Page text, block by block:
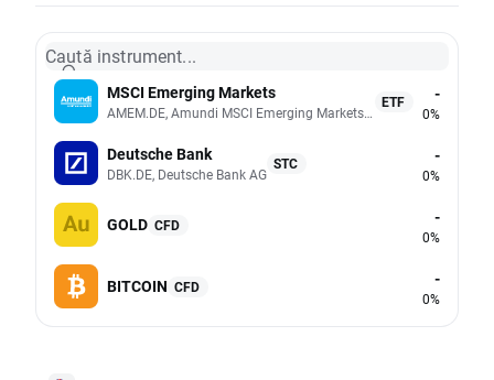
Caută instrument...
MSCI Emerging Markets
AMEM.DE, Amundi MSCI Emerging Markets UCITS (Acc EUR)
ETF -
0%
Deutsche Bank
DBK.DE, Deutsche Bank AG
STC -
0%
GOLD CFD -
0%
BITCOIN CFD -
0%